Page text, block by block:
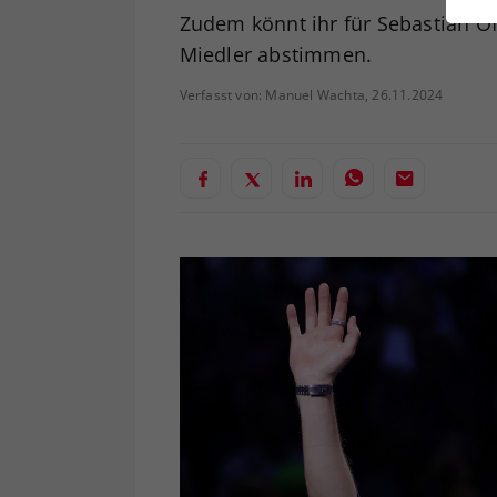
Zudem könnt ihr für Sebastian
Miedler abstimmen.
Verfasst von: Manuel Wachta, 26.11.2024